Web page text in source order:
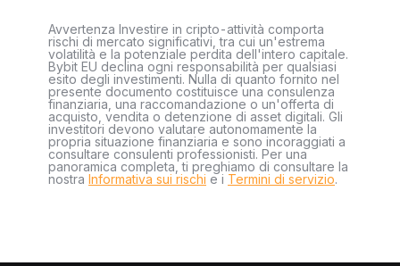
Avvertenza Investire in cripto-attività comporta
rischi di mercato significativi, tra cui un'estrema
volatilità e la potenziale perdita dell'intero capitale.
Bybit EU declina ogni responsabilità per qualsiasi
esito degli investimenti. Nulla di quanto fornito nel
presente documento costituisce una consulenza
finanziaria, una raccomandazione o un'offerta di
acquisto, vendita o detenzione di asset digitali. Gli
investitori devono valutare autonomamente la
propria situazione finanziaria e sono incoraggiati a
consultare consulenti professionisti. Per una
panoramica completa, ti preghiamo di consultare la
nostra Informativa sui rischi e i Termini di servizio.